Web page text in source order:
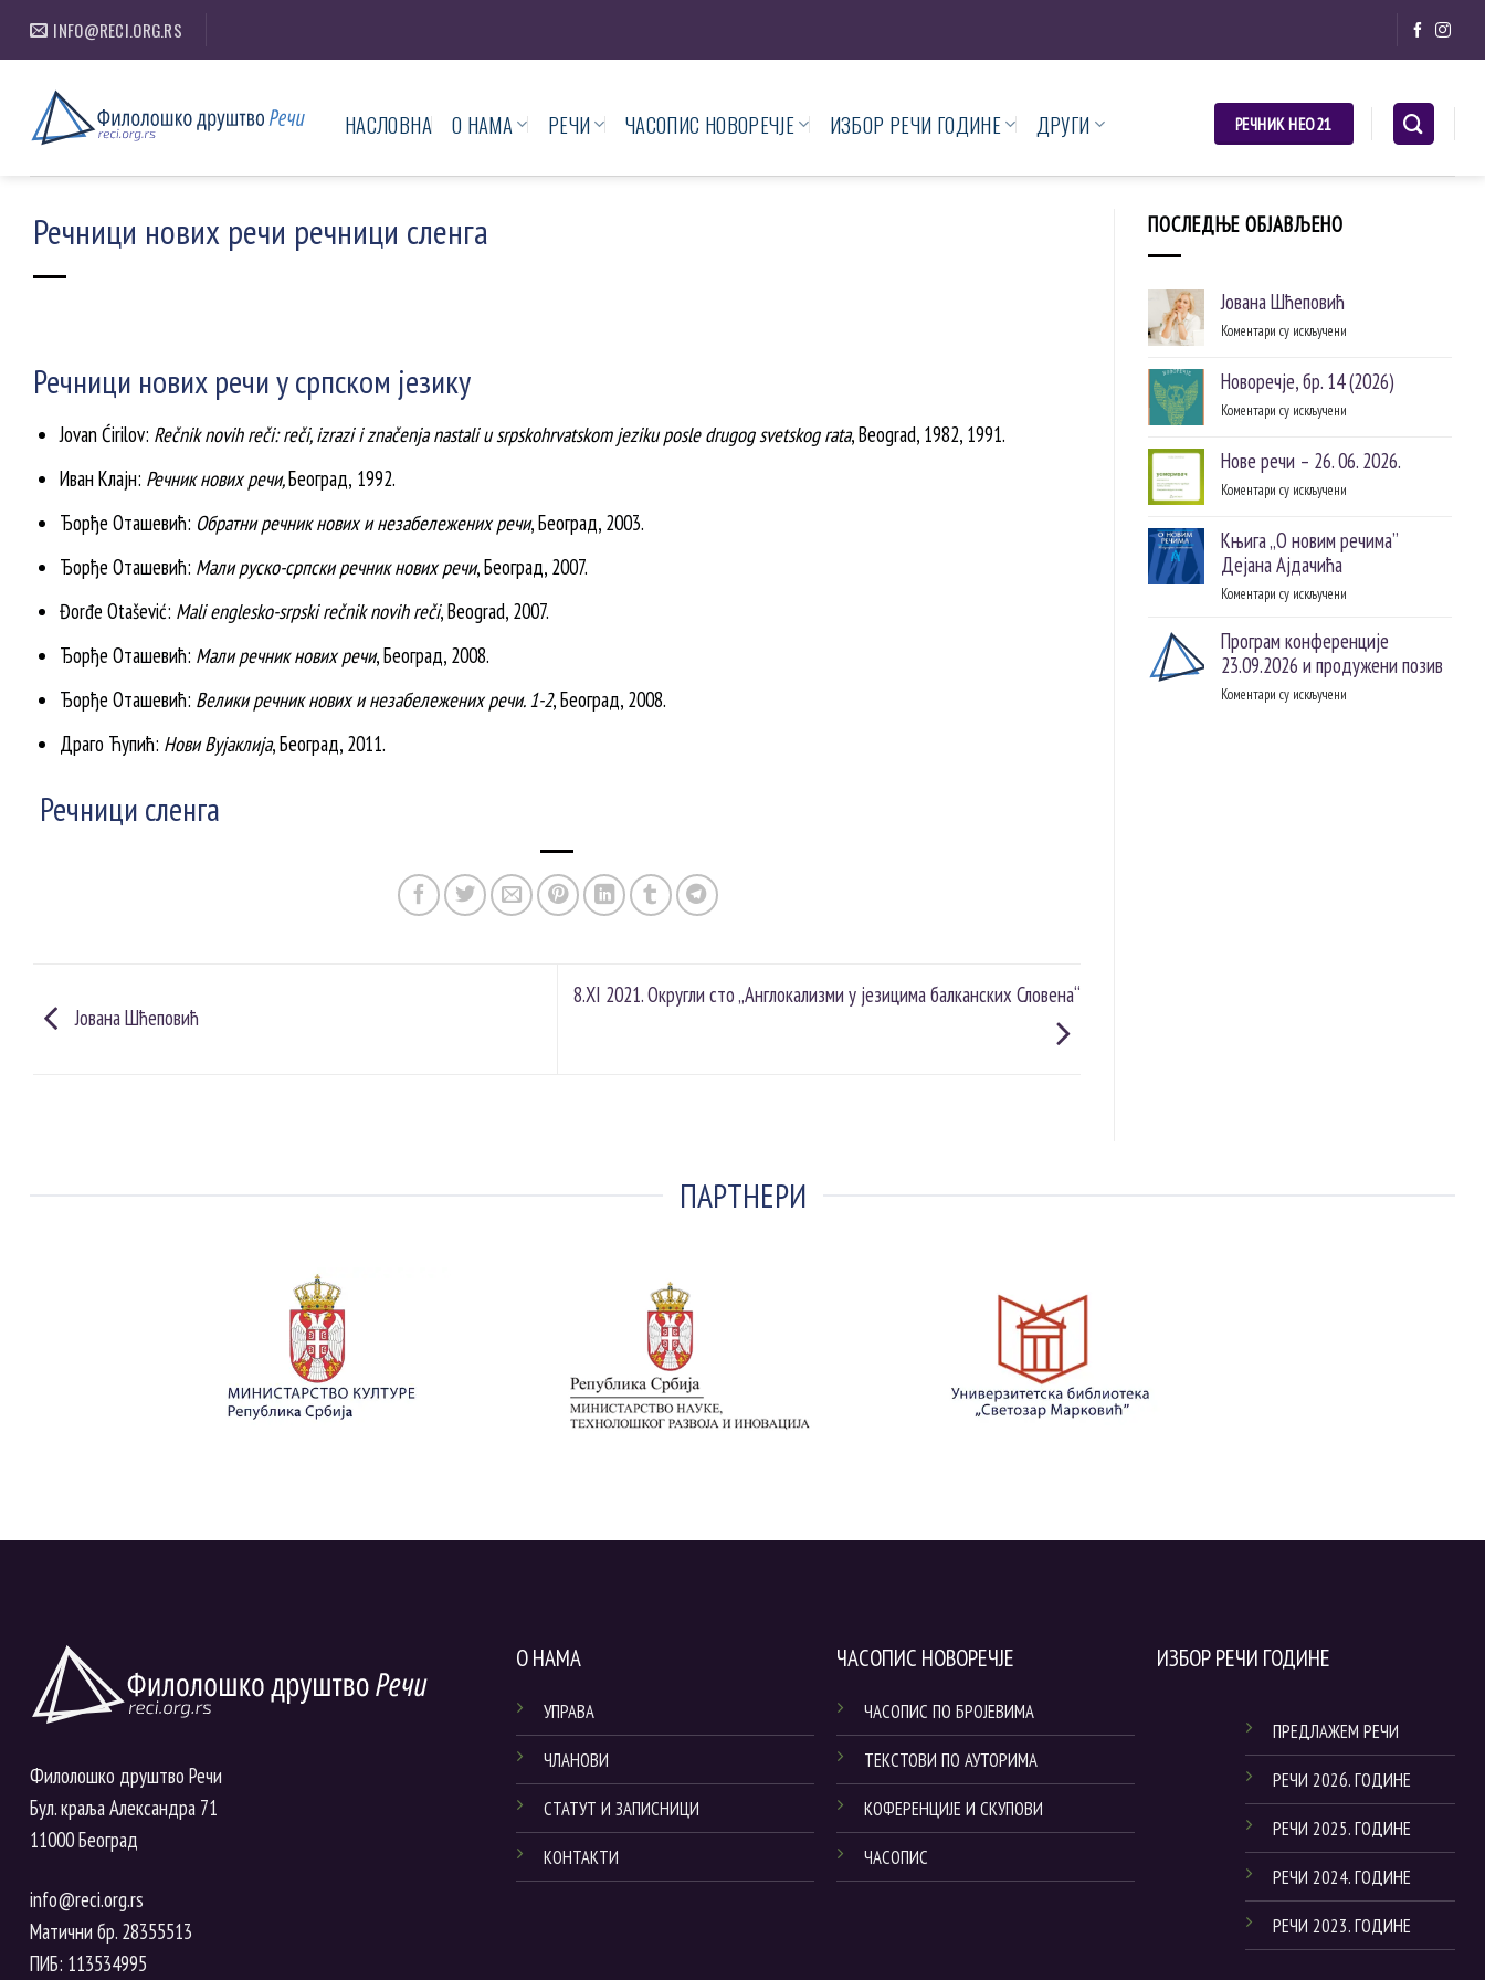
INFO@RECI.ORG.RS
НАСЛОВНА О НАМА РЕЧИ ЧАСОПИС НОВОРЕЧЈЕ ИЗБОР РЕЧИ ГОДИНЕ ДРУГИ РЕЧНИК НЕО21
Речници нових речи речници сленга
Речници нових речи у српском језику
Jovan Ćirilov: Rečnik novih reči: reči, izrazi i značenja nastali u srpskohrvatskom jeziku posle drugog svetskog rata, Beograd, 1982, 1991.
Иван Клајн: Речник нових речи,Београд, 1992.
Ђорђе Оташевић: Обратни речник нових и незабележених речи, Београд, 2003.
Ђорђе Оташевић: Мали руско-српски речник нових речи, Београд, 2007.
Đorđe Otašević: Mali englesko-srpski rečnik novih reči, Beograd, 2007.
Ђорђе Оташевић: Мали речник нових речи, Београд, 2008.
Ђорђе Оташевић: Велики речник нових и незабележених речи. 1-2, Београд, 2008.
Драго Ћупић: Нови Вујаклија, Београд, 2011.
Речници сленга
Јована Шћеповић
8.XI 2021. Округли сто „Англокализми у језицима балканских Словена“
ПОСЛЕДЊЕ ОБЈАВЉЕНО
Јована Шћеповић
Коментари су искључени
Шћеповић
Новоречје, бр. 14 (2026)
Коментари су искључени
бр.
Нове речи – 26. 06. 2026.
Коментари су искључени
речи
Књига „О новим речима”
Дејана Ајдачића
Коментари су искључени
„О
новим
речима”
Програм конференције
23.09.2026 и продужени позив
Коментари су искључени
ПАРТНЕРИ
Филолошко друштво Речи
Бул. краља Александра 71
11000 Београд
info@reci.org.rs
Матични бр. 28355513
ПИБ: 113534995
О НАМА
УПРАВА
ЧЛАНОВИ
СТАТУТ И ЗАПИСНИЦИ
КОНТАКТИ
ЧАСОПИС НОВОРЕЧЈЕ
ЧАСОПИС ПО БРОЈЕВИМА
ТЕКСТОВИ ПО АУТОРИМА
КОФЕРЕНЦИЈЕ И СКУПОВИ
ЧАСОПИС
ИЗБОР РЕЧИ ГОДИНЕ
ПРЕДЛАЖЕМ РЕЧИ
РЕЧИ 2026. ГОДИНЕ
РЕЧИ 2025. ГОДИНЕ
РЕЧИ 2024. ГОДИНЕ
РЕЧИ 2023. ГОДИНЕ